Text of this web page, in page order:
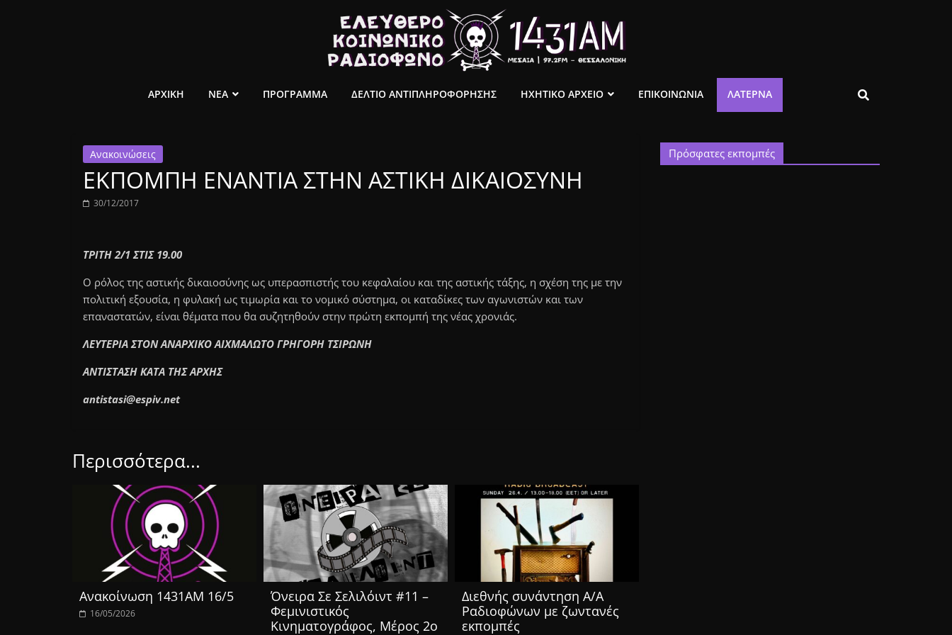
ελεύθερο
ραδιόφωνο
1431AM
ΑΡΧΙΚΗ ΝΕΑ ΠΡΟΓΡΑΜΜΑ ΔΕΛΤΙΟ ΑΝΤΙΠΛΗΡΟΦΟΡΗΣΗΣ ΗΧΗΤΙΚΟ ΑΡΧΕΙΟ ΕΠΙΚΟΙΝΩΝΙΑ ΛΑΤΈΡΝΑ
Ανακοινώσεις
ΕΚΠΟΜΠΗ ΕΝΑΝΤΙΑ ΣΤΗΝ ΑΣΤΙΚΗ ΔΙΚΑΙΟΣΥΝΗ
30/12/2017
ΤΡΙΤΗ 2/1 ΣΤΙΣ 19.00
Ο ρόλος της αστικής δικαιοσύνης ως υπερασπιστής του κεφαλαίου και της αστικής τάξης, η σχέση της με την
πολιτική εξουσία, η φυλακή ως τιμωρία και το νομικό σύστημα, οι καταδίκες των αγωνιστών και των
επαναστατών, είναι θέματα που θα συζητηθούν στην πρώτη εκπομπή της νέας χρονιάς.
ΛΕΥΤΕΡΙΑ ΣΤΟΝ ΑΝΑΡΧΙΚΟ ΑΙΧΜΑΛΩΤΟ ΓΡΗΓΟΡΗ ΤΣΙΡΩΝΗ
ΑΝΤΙΣΤΑΣΗ ΚΑΤΑ ΤΗΣ ΑΡΧΗΣ
antistasi@espiv.net
Περισσότερα...
Ανακοίνωση 1431ΑΜ 16/5
16/05/2026
Όνειρα Σε Σελιλόιντ #11 –
Φεμινιστικός
Κινηματογράφος, Μέρος 2ο
Διεθνής συνάντηση Α/Α
Ραδιοφώνων με ζωντανές
εκπομπές
Πρόσφατες εκπομπές